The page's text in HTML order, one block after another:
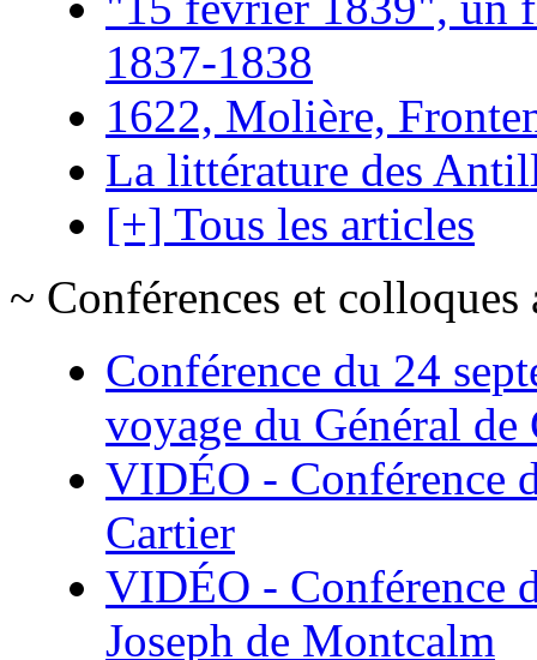
1837-1838
1622, Molière,
La littérature des
[+] Tous les articles
~ Conférences et
Conférence du 24
voyage du Général
VIDÉO - Conférence
Cartier
VIDÉO - Conférence
Joseph de Montcalm